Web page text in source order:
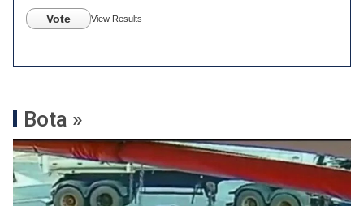
Vote View Results
Bota »